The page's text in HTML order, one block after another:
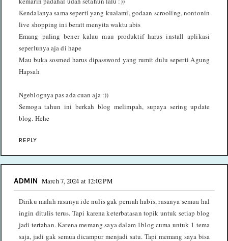
Kendalanya sama seperti yang kualami, godaan scrooling, nontonin
live shopping ini beratt menyita waktu abis
Emang paling bener kalau mau produktif harus install aplikasi
seperlunya aja di hape
Mau buka sosmed harus dipassword yang rumit dulu seperti Agung
Hapsah
Ngeblognya pas ada cuan aja :))
Semoga tahun ini berkah blog melimpah, supaya sering update
blog. Hehe
REPLY
ADMIN March 7, 2024 at 12:02 PM
Diriku malah rasanya ide nulis gak pernah habis, rasanya semua hal
ingin ditulis terus. Tapi karena keterbatasan topik untuk setiap blog
jadi tertahan. Karena memang saya dalam 1blog cuma untuk 1 tema
saja, jadi gak semua dicampur menjadi satu. Tapi memang saya bisa